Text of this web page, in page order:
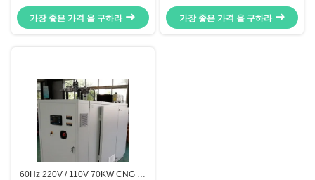
진 발전기 (CHP 열 회수 시스템 포
함)
가장 좋은 가격 을 구하라
발전기 세트
가장 좋은 가격 을 구하라
60Hz 220V / 110V 70KW CNG 발